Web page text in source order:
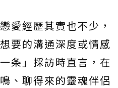
愛經歷其實也不少，
要的溝通深度或情感
条」採訪時直言，在
、聊得來的靈魂伴侶